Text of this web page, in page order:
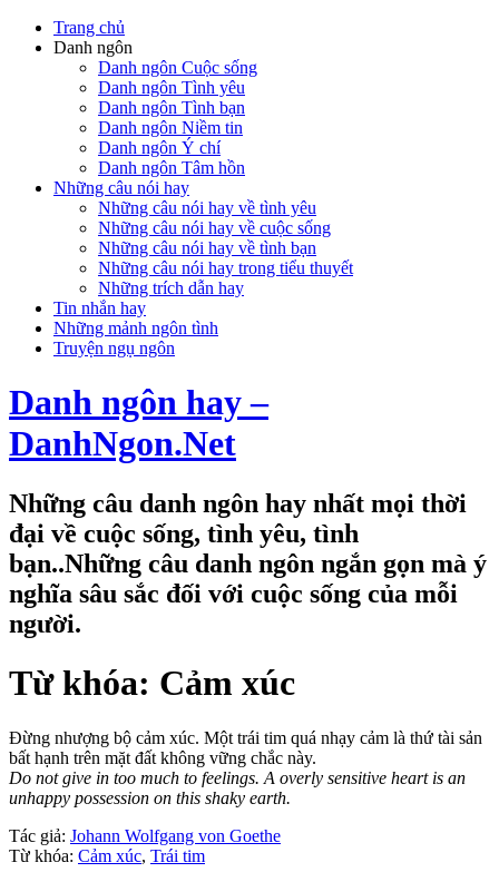
Trang chủ
Danh ngôn
Danh ngôn Cuộc sống
Danh ngôn Tình yêu
Danh ngôn Tình bạn
Danh ngôn Niềm tin
Danh ngôn Ý chí
Danh ngôn Tâm hồn
Những câu nói hay
Những câu nói hay về tình yêu
Những câu nói hay về cuộc sống
Những câu nói hay về tình bạn
Những câu nói hay trong tiểu thuyết
Những trích dẫn hay
Tin nhắn hay
Những mảnh ngôn tình
Truyện ngụ ngôn
Danh ngôn hay –
DanhNgon.Net
Những câu danh ngôn hay nhất mọi thời
đại về cuộc sống, tình yêu, tình
bạn..Những câu danh ngôn ngắn gọn mà ý
nghĩa sâu sắc đối với cuộc sống của mỗi
người.
Từ khóa: Cảm xúc
Đừng nhượng bộ cảm xúc. Một trái tim quá nhạy cảm là thứ tài sản
bất hạnh trên mặt đất không vững chắc này.
Do not give in too much to feelings. A overly sensitive heart is an
unhappy possession on this shaky earth.
Tác giả: Johann Wolfgang von Goethe
Từ khóa: Cảm xúc, Trái tim